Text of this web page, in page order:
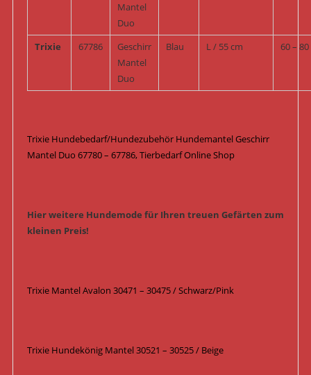
Mantel
Duo
Trixie 67786
Geschirr
Mantel
Duo
Blau L / 55 cm 60 –
Trixie Hundebedarf/Hundezubehör Hundemantel Geschirr
Mantel Duo 67780 – 67786, Tierbedarf Online Shop
Hier weitere Hundemode für Ihren treuen Gefärten zum
kleinen Preis!
Trixie Mantel Avalon 30471 – 30475 / Schwarz/Pink
Trixie Hundekönig Mantel 30521 – 30525 / Beige